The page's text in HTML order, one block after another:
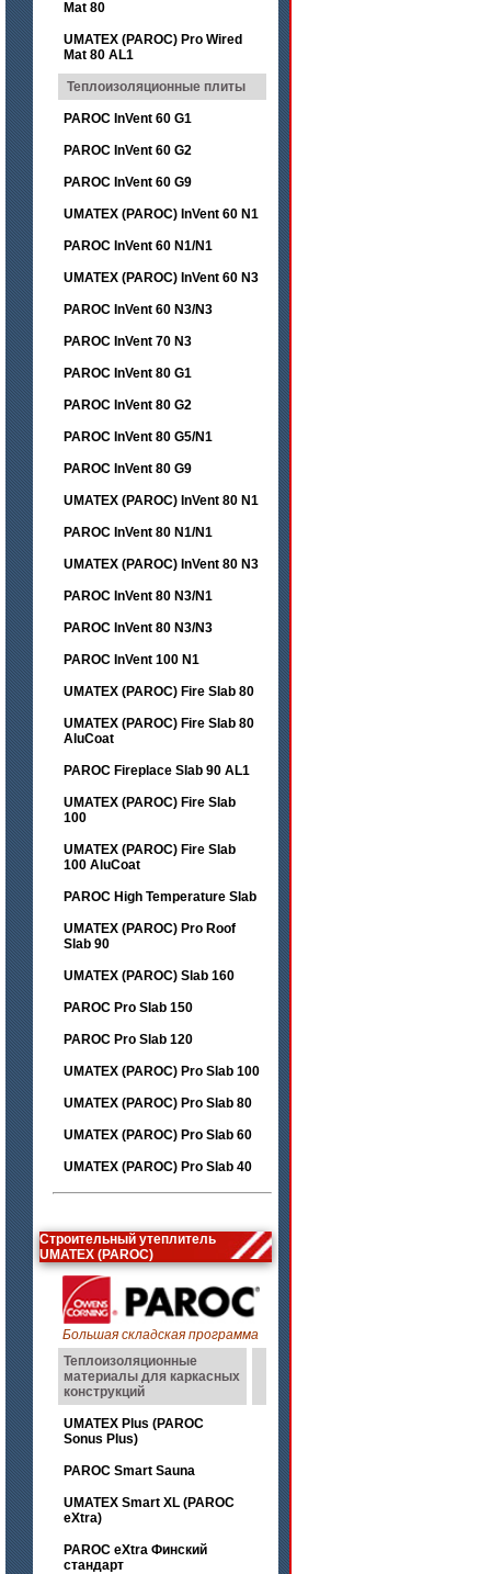
Mat 80
UMATEX (PAROC) Pro Wired
Mat 80 AL1
Теплоизоляционные плиты
PAROC InVent 60 G1
PAROC InVent 60 G2
PAROC InVent 60 G9
UMATEX (PAROC) InVent 60 N1
PAROC InVent 60 N1/N1
UMATEX (PAROC) InVent 60 N3
PAROC InVent 60 N3/N3
PAROC InVent 70 N3
PAROC InVent 80 G1
PAROC InVent 80 G2
PAROC InVent 80 G5/N1
PAROC InVent 80 G9
UMATEX (PAROC) InVent 80 N1
PAROC InVent 80 N1/N1
UMATEX (PAROC) InVent 80 N3
PAROC InVent 80 N3/N1
PAROC InVent 80 N3/N3
PAROC InVent 100 N1
UMATEX (PAROC) Fire Slab 80
UMATEX (PAROC) Fire Slab 80
AluCoat
PAROC Fireplace Slab 90 AL1
UMATEX (PAROC) Fire Slab
100
UMATEX (PAROC) Fire Slab
100 AluCoat
PAROC High Temperature Slab
UMATEX (PAROC) Pro Roof
Slab 90
UMATEX (PAROC) Slab 160
PAROC Pro Slab 150
PAROC Pro Slab 120
UMATEX (PAROC) Pro Slab 100
UMATEX (PAROC) Pro Slab 80
UMATEX (PAROC) Pro Slab 60
UMATEX (PAROC) Pro Slab 40
Строительный утеплитель
UMATEX (PAROC)
Большая складская программа
Теплоизоляционные
материалы для каркасных
конструкций
UMATEX Plus (PAROC
Sonus Plus)
PAROC Smart Sauna
UMATEX Smart XL (PAROC
eXtra)
PAROC eXtra Финский
стандарт